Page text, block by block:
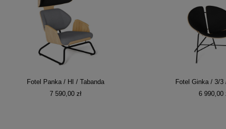
Fotel Panka / HI / Tabanda
7 590,00 zł
Fotel Ginka / 3/3
6 990,00